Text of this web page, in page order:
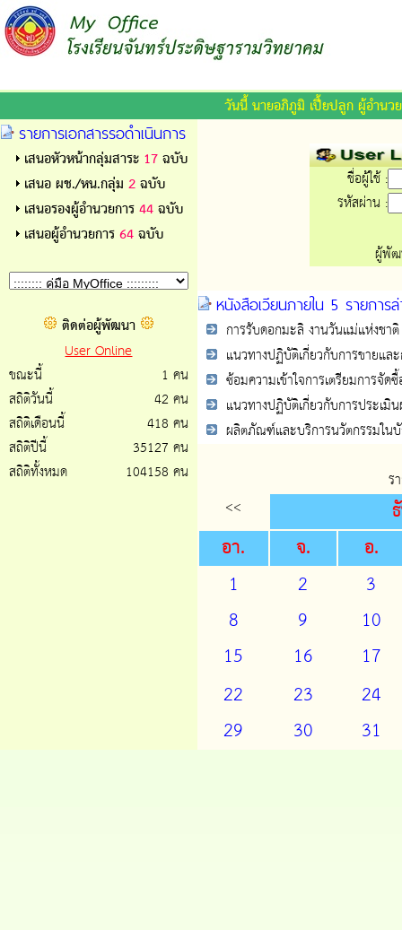
วันนี้ นายอภิภูมิ เปี้ยปลูก ผู้อำนว
รายการเอกสารรอดำเนินการ
เสนอหัวหน้ากลุ่มสาระ 17ฉบับ
เสนอ ผช./หน.กลุ่ม 2ฉบับ
เสนอรองผู้อำนวยการ44ฉบับ
เสนอผู้อำนวยการ64ฉบับ
ติดต่อผู้พัฒนา
User Online
ขณะนี้
1 คน
สถิติวันนี้
42 คน
สถิติเดือนนี้
418 คน
สถิติปีนี้
35127 คน
สถิติทั้งหมด
104158 คน
ชื่อผู้ใช้ :
รหัสผ่าน :
ผู้พั
หนังสือเวียนภายใน 5 รายการ
การรับดอกมะลิ งานวันแม่แห่งช
แนวทางปฏิบัติเกี่ยวกับการขายแ
ซ้อมความเข้าใจการเตรียมการจั
แนวทางปฏิบัติเกี่ยวกับการประเ
ผลิตภัณฑ์และบริการนวัตกรรมใ
ร
<<
อา.
จ. อ.
1 2
3
8
9
10
15
16
17
22
23
24
29
30 31